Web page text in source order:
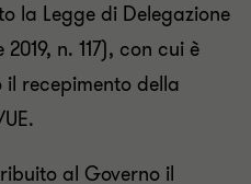
la Legge di Delegazione
n. 117), con cui è
recepimento della
al Governo il